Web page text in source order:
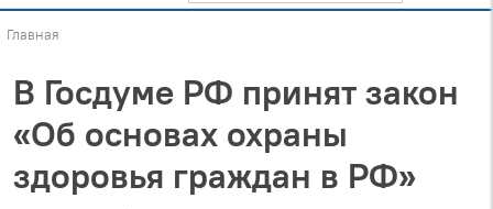
Главная
В Госдуме РФ принят закон
«Об основах охраны
здоровья граждан в РФ»